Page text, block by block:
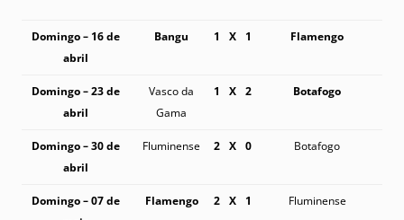
Domingo – 16 de
abril
Bangu 1 X 1 Flamengo
Domingo – 23 de
abril
Vasco da
Gama
1 X 2 Botafogo
Domingo – 30 de
abril
Fluminense 2 X 0 Botafogo
Domingo – 07 de
Flamengo 2 X 1 Fluminense